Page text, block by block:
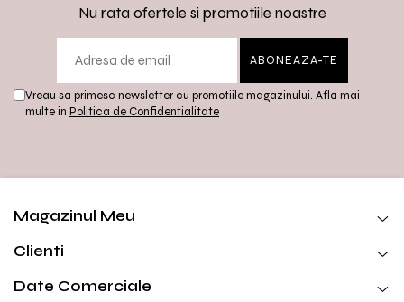
Nu rata ofertele si promotiile noastre
Vreau sa primesc newsletter cu promotiile magazinului. Afla mai
multe in Politica de Confidentialitate
Magazinul Meu
Clienti
Date Comerciale